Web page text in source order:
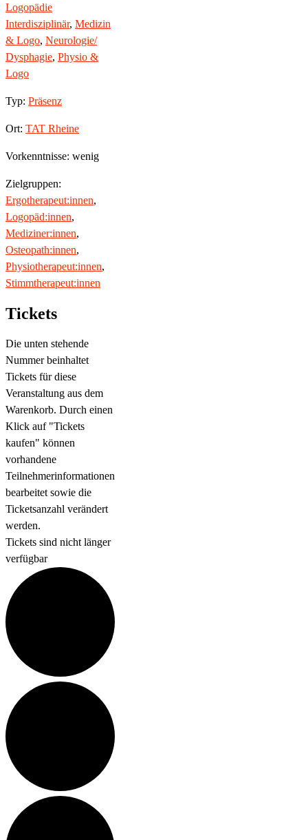
Logopädie
Interdisziplinär, Medizin
& Logo, Neurologie/
Dysphagie, Physio &
Logo
Typ: Präsenz
Ort: TAT Rheine
Vorkenntnisse: wenig
Zielgruppen:
Ergotherapeut:innen,
Logopäd:innen,
Mediziner:innen,
Osteopath:innen,
Physiotherapeut:innen,
Stimmtherapeut:innen
Tickets
Die unten stehende
Nummer beinhaltet
Tickets für diese
Veranstaltung aus dem
Warenkorb. Durch einen
Klick auf "Tickets
kaufen" können
vorhandene
Teilnehmerinformationen
bearbeitet sowie die
Ticketsanzahl verändert
werden.
Tickets sind nicht länger
verfügbar